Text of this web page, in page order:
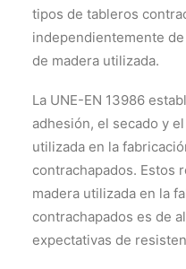
tipos de tableros
independientemente
de madera utilizada.
La UNE-EN 13986
adhesión, el secado y
utilizada en la
contrachapados. Estos
madera utilizada en la
contrachapados es de
expectativas de